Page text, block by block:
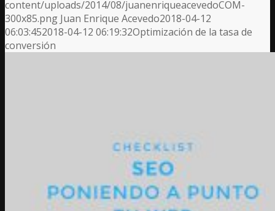
content/uploads/2014/08/juanenriqueacevedoCOM-
300x85.png Juan Enrique Acevedo2018-04-12
06:03:452018-04-12 06:19:32Optimización de la tasa de
conversión